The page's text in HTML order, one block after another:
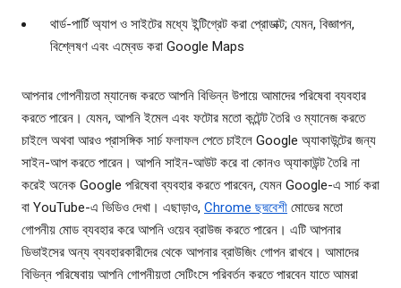
থার্ড-পার্টি অ্যাপ ও সাইটের মধ্যে ইন্টিগ্রেট করা প্রোডাক্ট; যেমন, বিজ্ঞাপন,
বিশ্লেষণ এবং এম্বেড করা Google Maps
আপনার গোপনীয়তা ম্যানেজ করতে আপনি বিভিন্ন উপায়ে আমাদের পরিষেবা ব্যবহার
করতে পারেন। যেমন, আপনি ইমেল এবং ফটোর মতো কন্টেন্ট তৈরি ও ম্যানেজ করতে
চাইলে অথবা আরও প্রাসঙ্গিক সার্চ ফলাফল পেতে চাইলে Google অ্যাকাউন্টের জন্য
সাইন-আপ করতে পারেন। আপনি সাইন-আউট করে বা কোনও অ্যাকাউন্ট তৈরি না
করেই অনেক Google পরিষেবা ব্যবহার করতে পারবেন, যেমন Google-এ সার্চ করা
বা YouTube-এ ভিডিও দেখা। এছাড়াও, Chrome ছদ্মবেশী মোডের মতো
গোপনীয় মোড ব্যবহার করে আপনি ওয়েব ব্রাউজ করতে পারেন। এটি আপনার
ডিভাইসের অন্য ব্যবহারকারীদের থেকে আপনার ব্রাউজিং গোপন রাখবে। আমাদের
বিভিন্ন পরিষেবায় আপনি গোপনীয়তা সেটিংসে পরিবর্তন করতে পারবেন যাতে আমরা